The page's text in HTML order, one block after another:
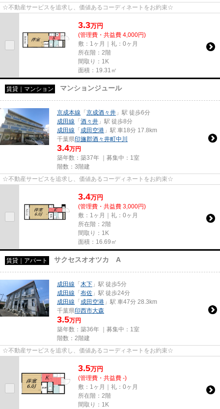
☆不動産サービスを追求し、価値あるコーディネートをお約束☆
3.3万円
(管理費・共益費 4,000円)
敷：1ヶ月｜礼：0ヶ月
所在階：2階
間取り：1K
面積：19.31㎡
賃貸｜マンション マンションジュール
京成本線 「京成酒々井 」駅 徒歩6分
成田線 「酒々井 」駅 徒歩8分
成田線 「成田空港 」駅 車18分 17.8km
千葉県印旛郡酒々井町中川
3.4万円
築年数：築37年 ｜募集中： 1室
階数：3階建
☆不動産サービスを追求し、価値あるコーディネートをお約束☆
3.4万円
(管理費・共益費 3,000円)
敷：1ヶ月｜礼：0ヶ月
所在階：2階
間取り：1K
面積：16.69㎡
賃貸｜アパート サクセスオオツカ A
成田線 「木下 」駅 徒歩5分
成田線 「布佐 」駅 徒歩24分
成田線 「成田空港 」駅 車47分 28.3km
千葉県印西市大森
3.5万円
築年数：築36年 ｜募集中： 1室
階数：2階建
☆不動産サービスを追求し、価値あるコーディネートをお約束☆
3.5万円
(管理費・共益費 -)
敷：1ヶ月｜礼：0ヶ月
所在階：2階
間取り：1K